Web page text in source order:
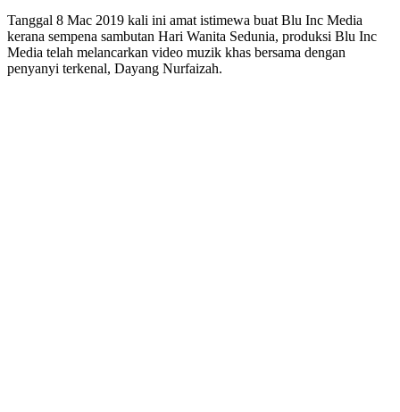
Tanggal 8 Mac 2019 kali ini amat istimewa buat Blu Inc Media
kerana sempena sambutan Hari Wanita Sedunia, produksi Blu Inc
Media telah melancarkan video muzik khas bersama dengan
penyanyi terkenal, Dayang Nurfaizah.